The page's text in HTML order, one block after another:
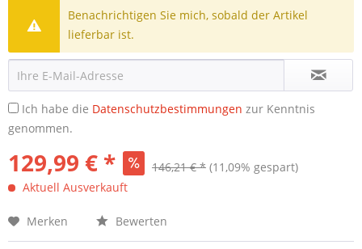
Benachrichtigen Sie mich, sobald der Artikel
lieferbar ist.
Ich habe die Datenschutzbestimmungen zur Kenntnis
genommen.
129,99 € * 146,21 € * (11,09% gespart)
Aktuell Ausverkauft
Merken Bewerten